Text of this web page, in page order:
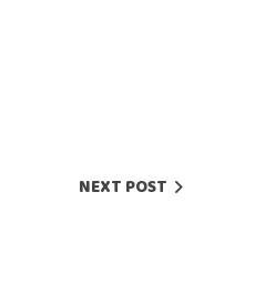
NEXT POST